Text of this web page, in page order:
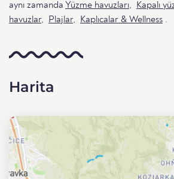
aynı zamanda Yüzme havuzları, Kapalı
havuzlar, Plajlar, Kaplıcalar & Wellness .
Harita